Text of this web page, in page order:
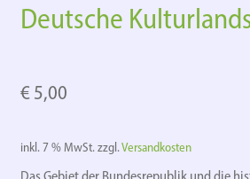
Deutsche
€5,00
inkl. 7 % MwSt.zzgl.Versandkosten